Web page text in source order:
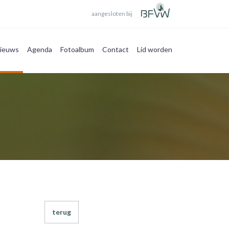
aangesloten bij
Agenda Fotoalbum Contact Lid worden
terug